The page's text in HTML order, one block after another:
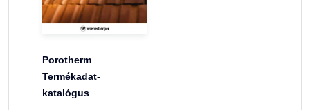
Porotherm
Termékadat-
katalógus